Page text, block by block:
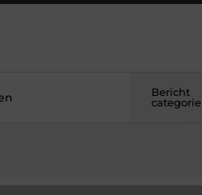
Bericht
categorie